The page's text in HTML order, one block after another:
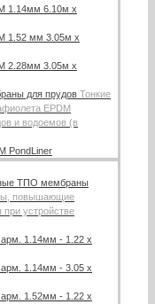
1.14мм 6.10м х
1.52 мм 3.05м х
2.28мм 3.05м х
для прудов Тонкие
EPDM
и водоемов (в
PondLiner
ТПО мембраны
повышающие
при устройстве
1.14мм - 1.22 х
1.14мм - 3.05 х
1.52мм - 1.22 х